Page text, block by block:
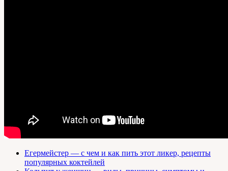
Егермейстер — с чем и как пить этот ликер, рецепты
популярных коктейлей